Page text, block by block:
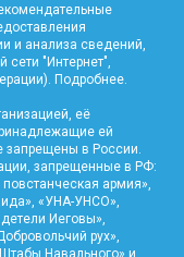
и анализа сведений,
"Интернет",
Подробнее
её
ей
запрещены в России.
запрещенные в РФ:
армия»,
«УНА-УНСО»,
Иеговы»,
рух»,
Навального» и